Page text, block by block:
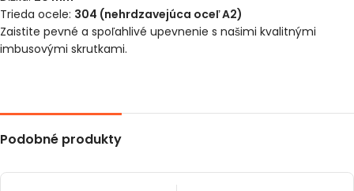
Trieda ocele: 304 (nehrdzavejúca oceľ A2)
Zaistite pevné a spoľahlivé upevnenie s našimi kvalitnými
imbusovými skrutkami.
Podobné produkty